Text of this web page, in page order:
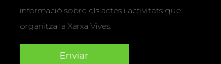
informació sobre els actes i activitats que
organitza la Xarxa Vives.